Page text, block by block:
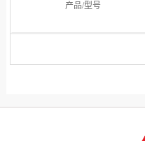
产品/型号